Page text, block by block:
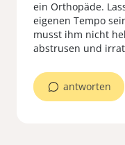
ein Orthopäde.
eigenen Tempo
musst ihm nicht
antworten